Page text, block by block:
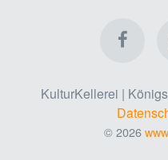
KulturKellerei |
© 2026